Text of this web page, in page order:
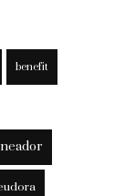
benefit